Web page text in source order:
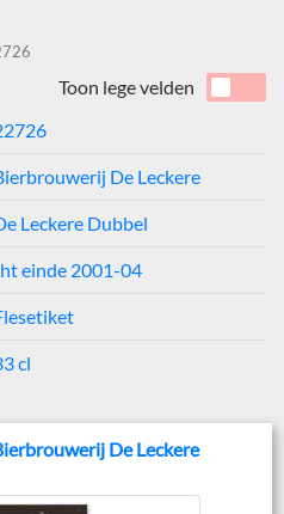
Toon lege velden
De Leckere
Leckere Dubbel
einde 2001-04
cl
De Leckere